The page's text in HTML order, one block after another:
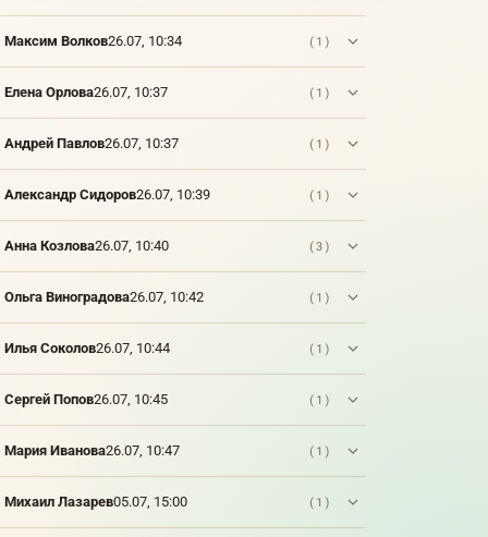
Максим Волков26.07, 10:34 (1)
Елена Орлова26.07, 10:37 (1)
Андрей Павлов26.07, 10:37 (1)
Александр Сидоров26.07, 10:39 (1)
Анна Козлова26.07, 10:40 (3)
Ольга Виноградова26.07, 10:42 (1)
Илья Соколов26.07, 10:44 (1)
Сергей Попов26.07, 10:45 (1)
Мария Иванова26.07, 10:47 (1)
Михаил Лазарев05.07, 15:00 (1)